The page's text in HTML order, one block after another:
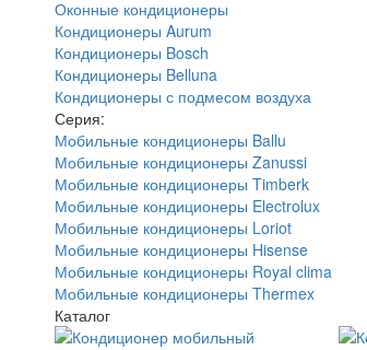
Оконные кондиционеры
Кондиционеры Aurum
Кондиционеры Bosch
Кондиционеры Belluna
Кондиционеры с подмесом воздуха
Серия:
Мобильные кондиционеры Ballu
Мобильные кондиционеры Zanussi
Мобильные кондиционеры Timberk
Мобильные кондиционеры Electrolux
Мобильные кондиционеры Loriot
Мобильные кондиционеры Hisense
Мобильные кондиционеры Royal clima
Мобильные кондиционеры Thermex
Каталог